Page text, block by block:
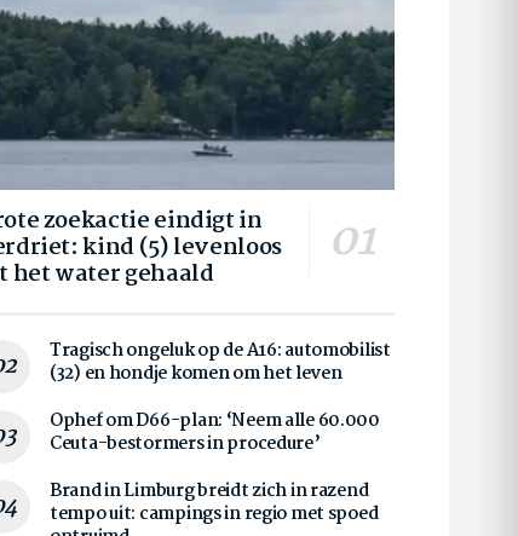
zoekactie eindigt in
kind (5) levenloos
het water gehaald
Tragisch ongeluk op de A16: automobilist
(32) en hondje komen om het leven
Ophef om D66-plan: ‘Neem alle 60.000
Ceuta-bestormers in procedure’
Brand in Limburg breidt zich in razend
tempo uit: campings in regio met spoed